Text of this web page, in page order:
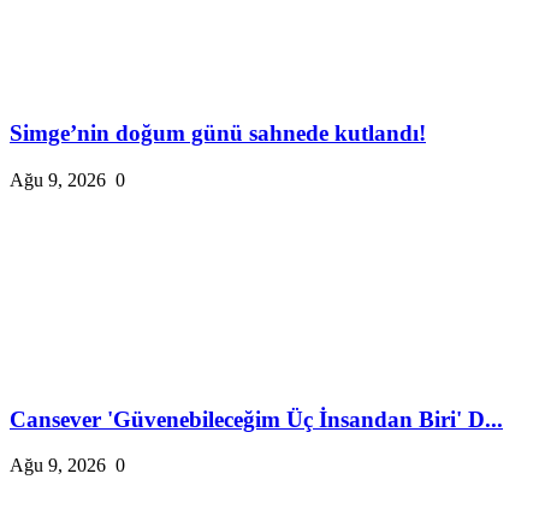
Simge’nin doğum günü sahnede kutlandı!
Ağu 9, 2026 0
Cansever 'Güvenebileceğim Üç İnsandan Biri' D...
Ağu 9, 2026 0